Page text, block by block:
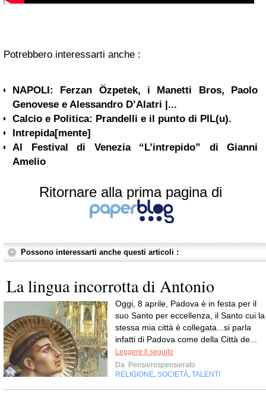
Potrebbero interessarti anche :
NAPOLI: Ferzan Özpetek, i Manetti Bros, Paolo
Genovese e Alessandro D’Alatri |...
Calcio e Politica: Prandelli e il punto di PIL(u).
Intrepida[mente]
Al Festival di Venezia “L’intrepido” di Gianni
Amelio
Ritornare alla prima pagina di
Possono interessarti anche questi articoli :
La lingua incorrotta di Antonio
Oggi, 8 aprile, Padova è in festa per il
suo Santo per eccellenza, il Santo cui la
stessa mia città è collegata...si parla
infatti di Padova come della Città de...
Leggere il seguito
Da Pensierospensierato
RELIGIONE SOCIETÀ TALENTI